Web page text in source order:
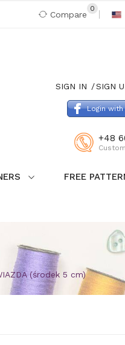
Compare
0
SIGN IN SIGN
+48
Login
FREE
(środek 5 cm)